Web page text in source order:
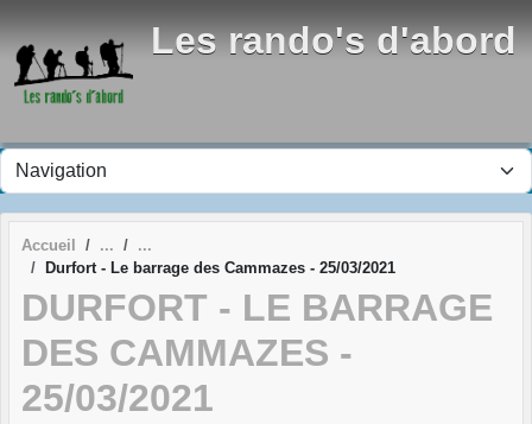
Les rando's d'abord
Accueil
Durfort - Le barrage des Cammazes - 25/03/2021
DURFORT - LE BARRAGE
DES CAMMAZES -
25/03/2021